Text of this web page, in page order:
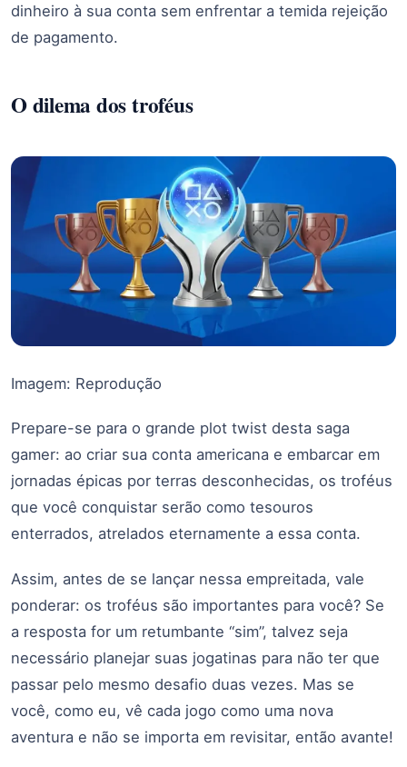
dinheiro à sua conta sem enfrentar a temida rejeição
de pagamento.
O dilema dos troféus
Imagem: Reprodução
Prepare-se para o grande plot twist desta saga
gamer: ao criar sua conta americana e embarcar em
jornadas épicas por terras desconhecidas, os troféus
que você conquistar serão como tesouros
enterrados, atrelados eternamente a essa conta.
Assim, antes de se lançar nessa empreitada, vale
ponderar: os troféus são importantes para você? Se
a resposta for um retumbante “sim”, talvez seja
necessário planejar suas jogatinas para não ter que
passar pelo mesmo desafio duas vezes. Mas se
você, como eu, vê cada jogo como uma nova
aventura e não se importa em revisitar, então avante!